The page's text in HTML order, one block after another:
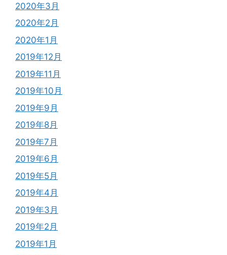
2020年3月
2020年2月
2020年1月
2019年12月
2019年11月
2019年10月
2019年9月
2019年8月
2019年7月
2019年6月
2019年5月
2019年4月
2019年3月
2019年2月
2019年1月